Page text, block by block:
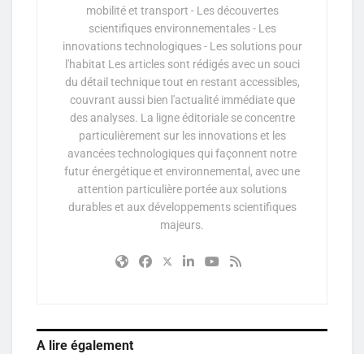
mobilité et transport - Les découvertes
scientifiques environnementales - Les
innovations technologiques - Les solutions pour
l'habitat Les articles sont rédigés avec un souci
du détail technique tout en restant accessibles,
couvrant aussi bien l'actualité immédiate que
des analyses. La ligne éditoriale se concentre
particulièrement sur les innovations et les
avancées technologiques qui façonnent notre
futur énergétique et environnemental, avec une
attention particulière portée aux solutions
durables et aux développements scientifiques
majeurs.
A lire également